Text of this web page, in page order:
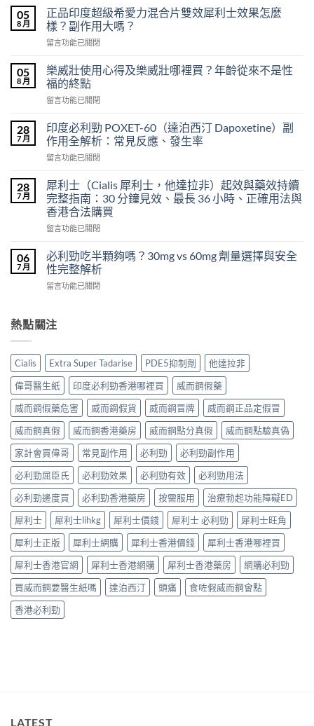
05
8 月
正品印度超級希愛力混合片雙效犀利士效果怎麼
樣？副作用大嗎？
在
品
印
度
超
希
愛
力
混
片
雙
效
犀
利
效
果
怎
麼
作
嗎？〉
中
留言功能已關閉
05
8 月
樂威壯使用心得及樂威壯哪裡買？年齡從來不是性
福的終點
在
威
壯
使
用
得
及
樂
威
壯
裡
買？
年
齡
不
福
的
終
點〉
中
留言功能已關閉
28
7 月
印度必利勁 POXET-60（達泊西汀 Dapoxetine）副
作用全解析：常見反應、發生率
在
度
必
利
勁
POXET-
泊
西
汀
Dapoxetine）
用
析：
常
見
反
應、
發
生
率〉
中
留言功能已關閉
28
7 月
犀利士（Cialis 犀利士，他達拉非）起效與藥效持續
完整指南：30 分鐘見效、最長 36 小時、正確用法與
香港合法購買
在
利
士
（Cialis
犀
他
非）
起
效
與
藥
效
持
續
完
整
指
南：
30
分
鐘
見
效、
最
長
36
小
時、
正
留言功能已關閉
06
7 月
必利勁吃半顆夠嗎？30mg vs 60mg 劑量選擇與安全
性完整解析
在
勁
吃
顆
夠
嗎？
30mg
vs
60mg
劑
量
選
擇
與
安
全
性
整
解
析〉
中
留言功能已關閉
熱點關注
Cialis Extra Super Tadarise PDE5抑制劑
他達拉非
偉哥醫生紙
印度必利勁香港哪裡買
威而鋼假藥
威而鋼假藥危害
威而鋼假貨 威而鋼冒牌
威而鋼正品定假冒
威而鋼真假
威而鋼香港藥房 威而鋼點分真假
威而鋼點驗真偽
家計會買偉哥
常見副作用 必利勁
必利勁副作用
必利勁屈臣氏
必利勁效果 必利勁有效
必利勁用法
必利勁邊度買
必利勁香港藥房 按需服用
治療勃起功能障礙ED
犀利士
犀利士lihkg 犀利士價錢 犀利士 必利勁
犀利士旺角
犀利士正版
犀利士網購 犀利士香港價錢
犀利士香港哪裡買
犀利士香港官網
犀利士香港網購 犀利士香港藥房
網購必利勁
買威而鋼要醫生紙嗎
達泊西汀 頭痛
食咗假威而鋼會點
香港必利勁
LATEST